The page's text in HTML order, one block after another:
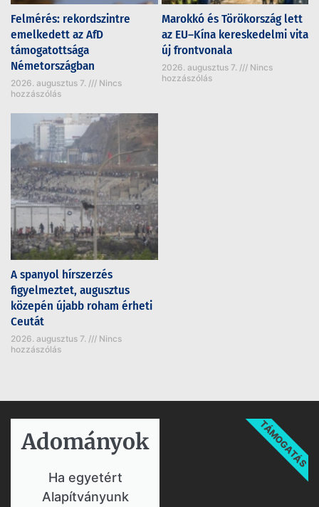
Felmérés: rekordszintre
emelkedett az AfD
támogatottsága
Németországban
2026. augusztus 7.
Nincs
hozzászólás
Marokkó és Törökország lett
az EU–Kína kereskedelmi vita
új frontvonala
2026. augusztus 7.
Nincs
hozzászólás
A spanyol hírszerzés
figyelmeztet, augusztus
közepén újabb roham érheti
Ceutát
2026. augusztus 7.
Nincs
hozzászólás
Adományok​
Ha egyetért
Alapítványunk
TÁMOGATÁS